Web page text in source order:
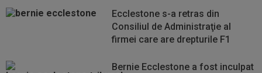
Ecclestone s-a retras din
Consiliul de Administraţie al
firmei care are drepturile F1
Bernie Ecclestone a fost inculpat